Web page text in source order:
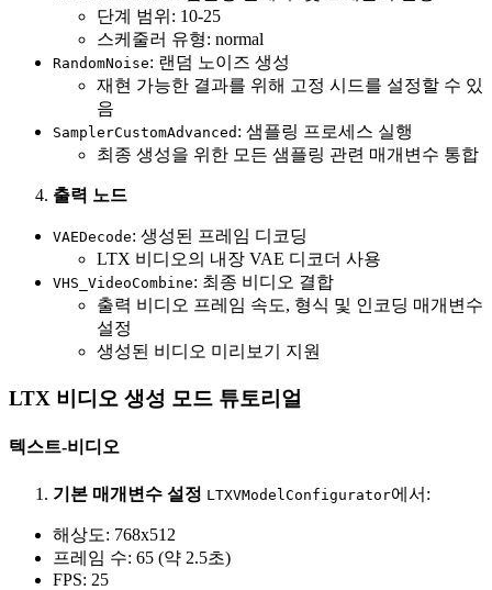
단계 범위: 10-25
스케줄러 유형: normal
RandomNoise: 랜덤 노이즈 생성
재현 가능한 결과를 위해 고정 시드를 설정할 수 있
음
SamplerCustomAdvanced : 샘플링 프로세스 실행
최종 생성을 위한 모든 샘플링 관련 매개변수 통합
출력 노드
VAEDecode: 생성된 프레임 디코딩
LTX 비디오의 내장 VAE 디코더 사용
VHS_VideoCombine: 최종 비디오 결합
출력 비디오 프레임 속도, 형식 및 인코딩 매개변수
설정
생성된 비디오 미리보기 지원
LTX 비디오 생성 모드 튜토리얼
텍스트-비디오
기본 매개변수 설정 LTXVModelConfigurator에서:
해상도: 768x512
프레임 수: 65 (약 2.5초)
FPS: 25